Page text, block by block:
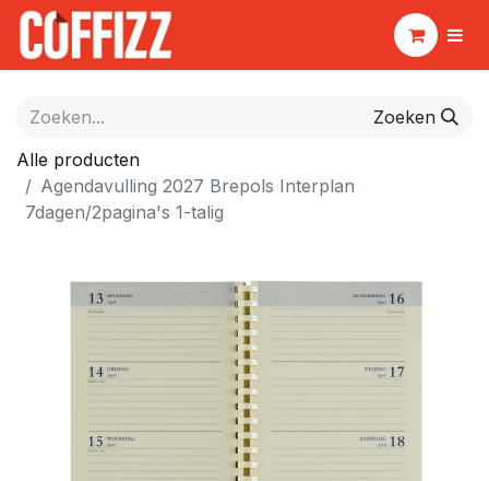
Zoeken
Alle producten
Agendavulling 2027 Brepols Interplan
7dagen/2pagina's 1-talig